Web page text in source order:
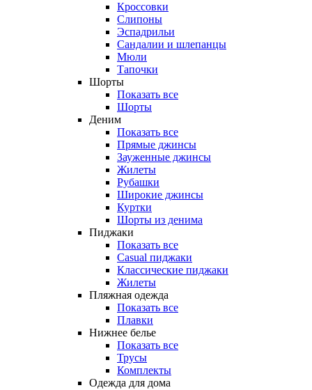
Кроссовки
Слипоны
Эспадрильи
Сандалии и шлепанцы
Мюли
Тапочки
Шорты
Показать все
Шорты
Деним
Показать все
Прямые джинсы
Зауженные джинсы
Жилеты
Рубашки
Широкие джинсы
Куртки
Шорты из денима
Пиджаки
Показать все
Casual пиджаки
Классические пиджаки
Жилеты
Пляжная одежда
Показать все
Плавки
Нижнее белье
Показать все
Трусы
Комплекты
Одежда для дома